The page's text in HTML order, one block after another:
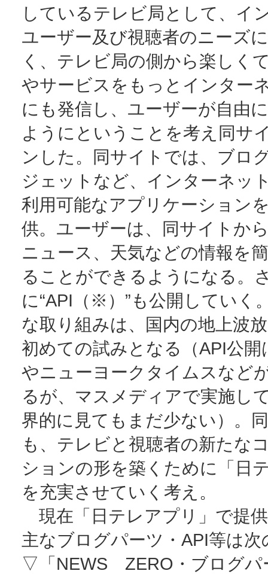
しているテレビ局として、イ
ユーザー及び視聴者のニーズ
く、テレビ局の側から楽しく
やサービスをもっとインター
にも発信し、ユーザーが自由
ようにということを考え同サ
ンした。同サイトでは、ブロ
ジェットなど、インターネッ
利用可能なアプリケーション
供。ユーザーは、同サイトか
ニュース、天気などの情報を
ることができるようになる。
に“API（※）”も公開していく
な取り組みは、国内の地上波
初めての試みとなる（API公開
やニューヨークタイムスなど
るが、マスメディアで実施し
界的に見てもまだ少ない）。
も、テレビと視聴者の新たな
ションの形を築くために「日
を充実させていく考え。
現在「日テレアプリ」で提
主なブログパーツ・API等は
▽「NEWS ZERO・ブログパ